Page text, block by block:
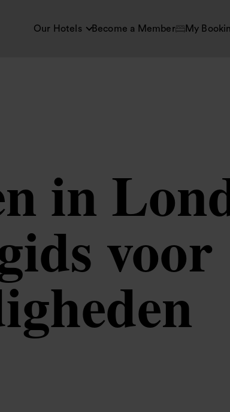
Our Hotels Become a Member My
in
voor